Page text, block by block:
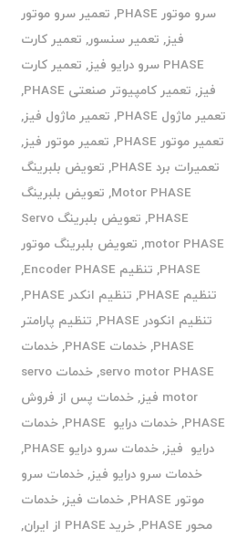
سرو موتور PHASE
, تعمیر سرو موتور
فیز, تعمیر سنسور, تعمیر کارت
PHASE سرو درایو فیز
, تعمیر کارت
فیز, تعمیر کامپیوتر صنعتی PHASE
,
تعمیر ماژول PHASE
, تعمیر ماژول فیز,
تعمیر موتور PHASE
, تعمیر موتور فیز,
تعمیرات برد PHASE
, تعویض بلبرینگ
Motor PHASE
, تعویض بلبرینگ
PHASE
,
تعویض بلبرینگ Servo
motor PHASE
, تعویض بلبرینگ موتور
PHASE
, تنظیم Encoder PHASE
,
تنظیم PHASE
, تنظیم انکدر PHASE
,
تنظیم انکودر PHASE
, تنظیم پارامتر
PHASE
,خدمات PHASE ,خدمات
servo motor PHASE
,
خدمات servo
motor فیز
,خدمات پس از فروش
PHASE
,خدمات درایو PHASE ,خدمات
درایو فیز,خدمات سرو درایو PHASE
,
خدمات سرو درایو فیز,خدمات سرو
موتور PHASE
,خدمات فیز,خدمات
محور PHASE
,خرید PHASE از ایران ,